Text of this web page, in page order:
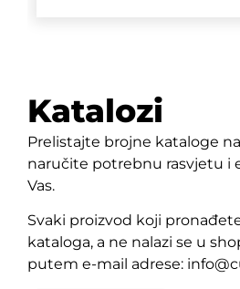
Katalozi
Prelistajte brojne kataloge
naručite potrebnu rasvjetu i
Vas.
Svaki proizvod koji
kataloga, a ne nalazi se u
putem e-mail adrese: